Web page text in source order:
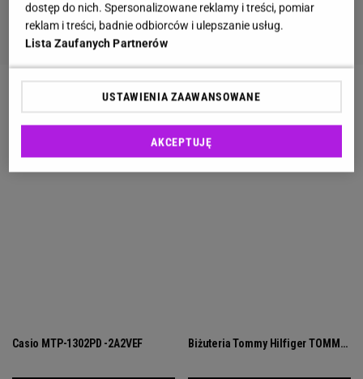
dostęp do nich. Spersonalizowane reklamy i treści, pomiar
reklam i treści, badnie odbiorców i ulepszanie usług.
Lista Zaufanych Partnerów
USTAWIENIA ZAAWANSOWANE
AKCEPTUJĘ